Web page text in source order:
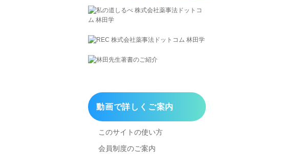
動画で詳しくご案内
このサイトの使い方
会員制度のご案内